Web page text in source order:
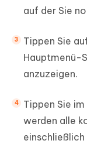
auf der Sie
Tippen Sie
Hauptmenü-
anzuzeigen.
Tippen Sie
werden alle